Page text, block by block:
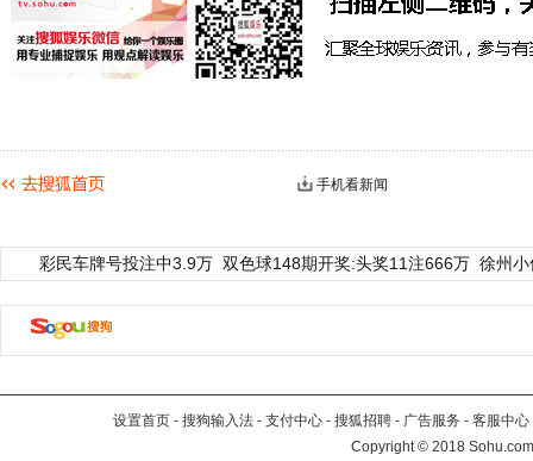
手机看新闻
彩民车牌号投注中3.9万 双色球148期开奖:头奖11注666万 徐州
设置首页 - 搜狗输入法 - 支付中心 - 搜狐招聘 - 广告服务 - 客服中心
Copyright©2018